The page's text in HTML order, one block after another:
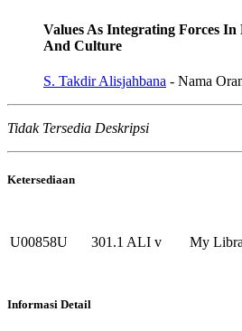
Values As Integrating Forces In
And Culture
S. Takdir Alisjahbana - Nama
Tidak Tersedia Deskripsi
Ketersediaan
U00858U 301.1 ALI v My
Informasi Detail